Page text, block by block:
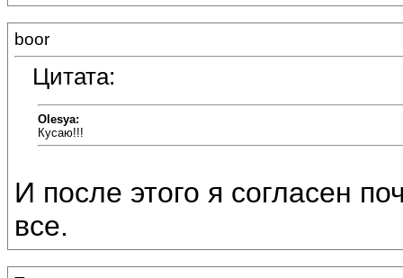
boor
Цитата:
Olesya:
Кусаю!!!
И после этого я согласен
все.